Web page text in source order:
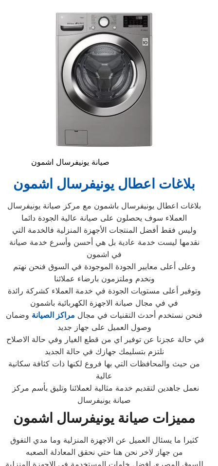
صيانة يونيفرسال اشمون
بلاغات اعطال يونيفرسال اشمون
بلاغات اعطال يونيفرسال باشمون مع مركز صيانة يونيفرسال
العملاء سوف يحصلون على صيانة عالية الجودة دائما
وليس فقط أفضل المنتجات الأجهزة المنزلية فالخدمة التي
نقدمها ليست خدمة عادية بل هي أحسن وأسرع خدمة صيانة
في اشمون
وعلى أعلى معايير الجودة الموجودة في السوق فنحن نهتم
ونخدم وملتزمون بارضاء عملائنا
وتوفير أعلى مستويات الجودة في خدمة العملاء كشركة رائدة
في في مجال صيانة الاجهزة الكهربائية باشمون
فنحن نستخدم أحدث التقنيات في مجال مراكز الصيانة وضمان
وصول العميل على جهاز جديد
نلتزم بتسليمك جهازك في حالة الجديد
من حيث والمحافظات التي بها فروع لكنها ذات كثافة سكانية
عالية
صيانة يونيفرسال
مميزات صيانة يونيفرسال اشمون
كثيرا ما يسئال العميل عن الاجهزة المنزلية وما مدي التفوق
من جهاز لاخر نحن هنا حتي نحقق المعادلة الصعبه
للسوق المصري افضل خامات المستخدمة في الاجهزة المنزلية